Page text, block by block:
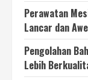
Perawatan
Lancar dan
Pengolahan
Lebih